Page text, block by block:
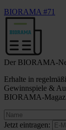
BIORAMA #71
Der BIORAMA-
Erhalte in
Gewinnspiele &
BIORAMA-
Jetzt eintragen: